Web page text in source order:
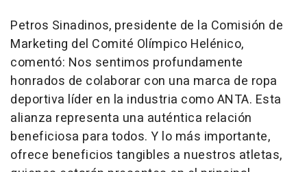
Petros Sinadinos, presidente de la Comisión de
Marketing del Comité Olímpico Helénico,
comentó: Nos sentimos profundamente
honrados de colaborar con una marca de ropa
deportiva líder en la industria como ANTA. Esta
alianza representa una auténtica relación
beneficiosa para todos. Y lo más importante,
ofrece beneficios tangibles a nuestros atletas,